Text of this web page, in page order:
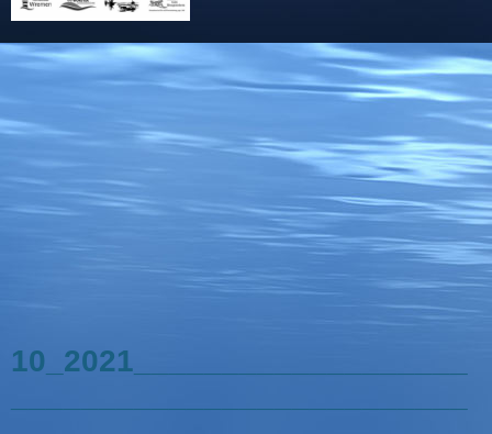
10_2021___________________